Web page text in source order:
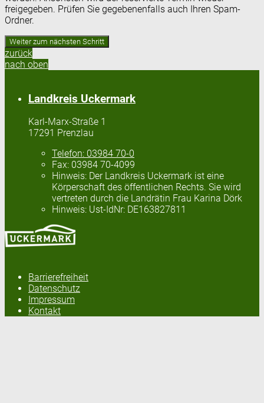
freigegeben. Prüfen Sie gegebenenfalls auch Ihren Spam-
Ordner.
zurück
nach oben
Landkreis Uckermark
Karl-Marx-Straße 1
17291 Prenzlau
Telefon: 03984 70-0
Fax: 03984 70-4099
Hinweis: Der Landkreis Uckermark ist eine
Körperschaft des öffentlichen Rechts. Sie wird
vertreten durch die Landrätin Frau Karina Dörk
Hinweis: Ust-IdNr: DE163827811
Barrierefreiheit
Datenschutz
Impressum
Kontakt